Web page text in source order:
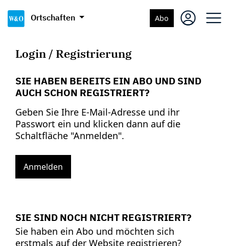
Ortschaften Abo
Login / Registrierung
SIE HABEN BEREITS EIN ABO UND SIND
AUCH SCHON REGISTRIERT?
Geben Sie Ihre E-Mail-Adresse und ihr
Passwort ein und klicken dann auf die
Schaltfläche "Anmelden".
Anmelden
SIE SIND NOCH NICHT REGISTRIERT?
Sie haben ein Abo und möchten sich
erstmals auf der Website registrieren?